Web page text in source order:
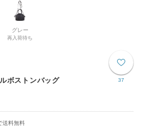
グレー
再入荷待ち
37
ボストンバッグ
送料無料